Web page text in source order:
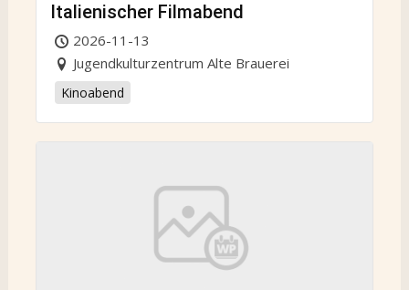
Italienischer Filmabend
2026-11-13
Jugendkulturzentrum Alte Brauerei
Kinoabend